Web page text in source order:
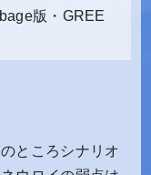
版・GREE
ところシナリオ